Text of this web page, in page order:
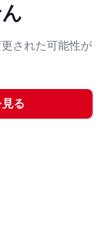
された可能性が
る